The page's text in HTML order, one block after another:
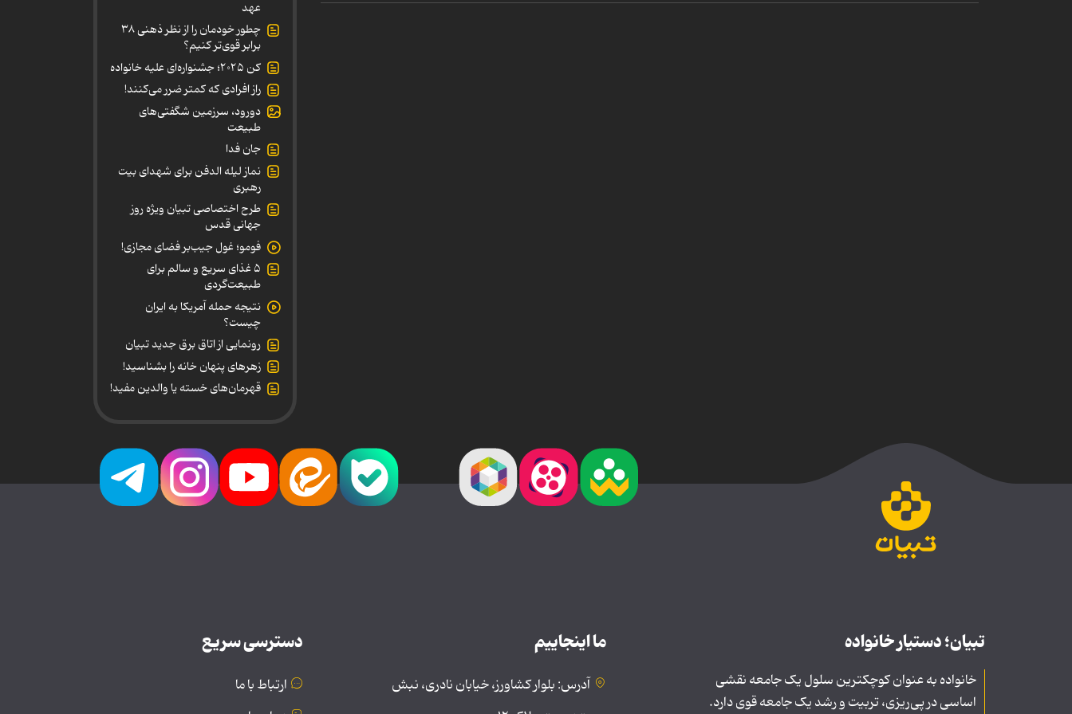
عهد
چطور خودمان را از نظر ذهنی ۳۸
برابر قوی‌تر کنیم؟
کن ۲۰۲۵؛ جشنواره‌ای علیه خانواده
راز افرادی که کمتر ضرر می‌کنند!
دورود، سرزمین شگفتی‌های
طبیعت
جان فدا
نماز لیله الدفن برای شهدای بیت
رهبری
طرح اختصاصی تبیان ویژه روز
جهانی قدس
فومو؛ غول جیب‌بر فضای مجازی!
۵ غذای سریع و سالم برای
طبیعت‌گردی
نتیجه حمله آمریکا به ایران
چیست؟
رونمایی از اتاق برق جدید تبیان
زهرهای پنهان خانه را بشناسید!
قهرمان‌های خسته یا والدین مفید!
تبیان؛ دستیار خانواده
خانواده به عنوان کوچکترین سلول یک جامعه نقشی
اساسی در پی‌ریزی، تربیت و رشد یک جامعه قوی دارد.
ما اینجاییم
آدرس: بلوار کشاورز، خیابان نادری، نبش
دسترسی سریع
ارتباط با ما